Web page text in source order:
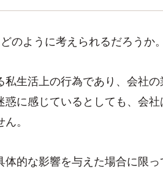
のように考えられるだろうか。
私生活上の行為であり、会社
に感じているとしても、会
。
的な影響を与えた場合に限